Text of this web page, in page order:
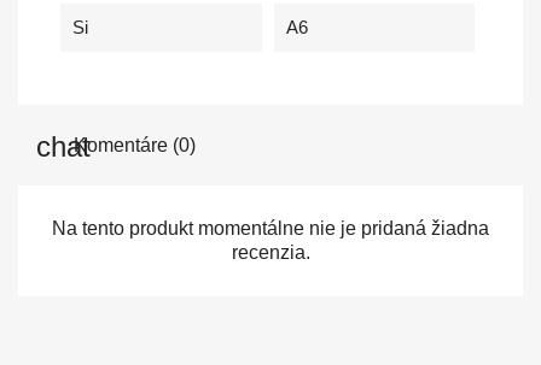
Si A6
Komentáre (0)
Na tento produkt momentálne nie je pridaná žiadna
recenzia.